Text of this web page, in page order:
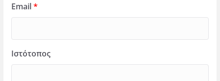
Email*
Ιστότοπος